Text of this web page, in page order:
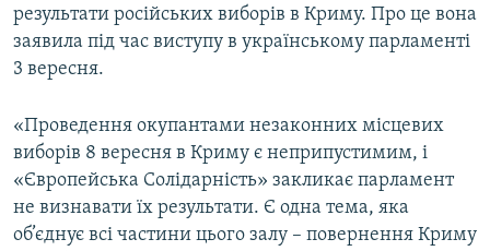
Усі сайти RFE/RL
результати російських виборів в Криму. Про це вона
заявила під час виступу в українському парламенті
3 вересня.
«Проведення окупантами незаконних місцевих
виборів 8 вересня в Криму є неприпустимим, і
«Європейська Солідарність» закликає парламент
не визнавати їх результати. Є одна тема, яка
об’єднує всі частини цього залу – повернення Криму